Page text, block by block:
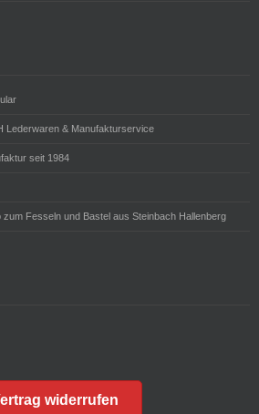
Lederwaren & Manufakturservice
seit 1984
zum Fesseln und Bastel aus Steinbach Hallenberg
widerrufen